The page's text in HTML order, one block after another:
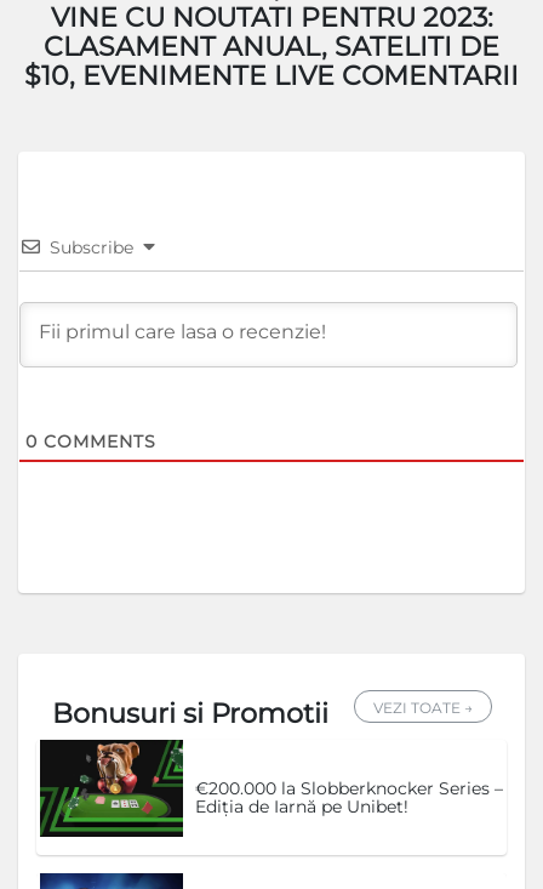
VINE CU NOUTATI PENTRU 2023:
CLASAMENT ANUAL, SATELITI DE
$10, EVENIMENTE LIVE COMENTARII
Subscribe
0 COMMENTS
Bonusuri si Promotii VEZI TOATE →
€200.000 la Slobberknocker Series –
Ediția de Iarnă pe Unibet!